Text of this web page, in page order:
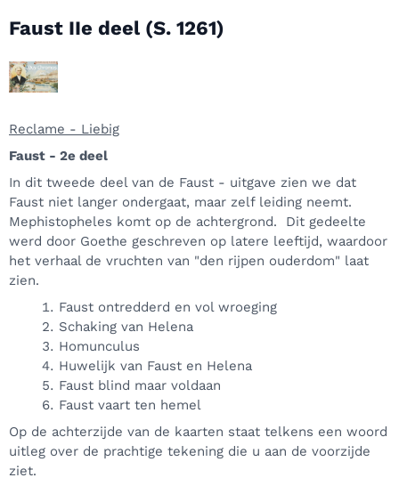
Faust IIe deel (S. 1261)
Reclame - Liebig
Faust - 2e deel
In dit tweede deel van de Faust - uitgave zien we dat
Faust niet langer ondergaat, maar zelf leiding neemt.
Mephistopheles komt op de achtergrond. Dit gedeelte
werd door Goethe geschreven op latere leeftijd, waardoor
het verhaal de vruchten van "den rijpen ouderdom" laat
zien.
Faust ontredderd en vol wroeging
Schaking van Helena
Homunculus
Huwelijk van Faust en Helena
Faust blind maar voldaan
Faust vaart ten hemel
Op de achterzijde van de kaarten staat telkens een woord
uitleg over de prachtige tekening die u aan de voorzijde
ziet.